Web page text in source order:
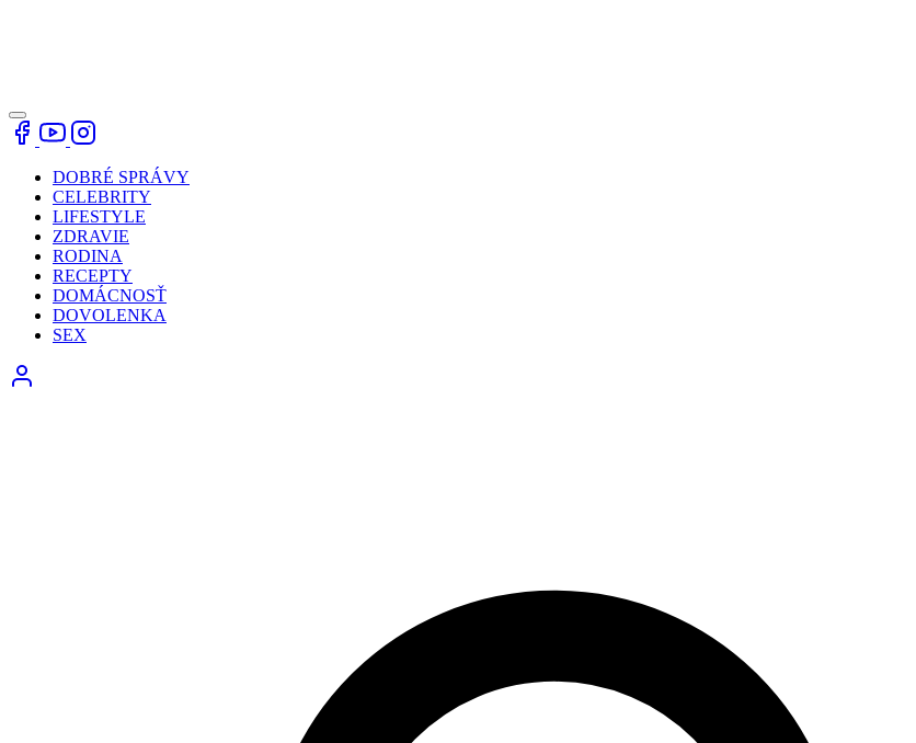
DOBRÉ SPRÁVY
CELEBRITY
LIFESTYLE
ZDRAVIE
RODINA
RECEPTY
DOMÁCNOSŤ
DOVOLENKA
SEX